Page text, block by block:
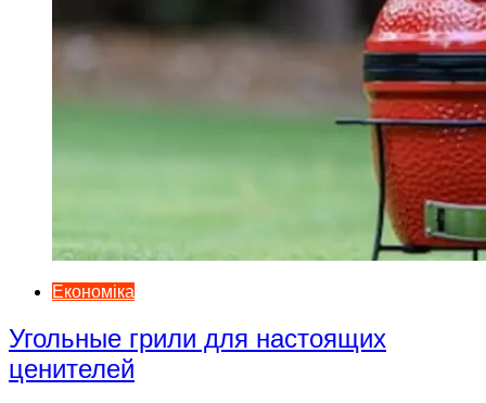
Економіка
Угольные грили для настоящих
ценителей